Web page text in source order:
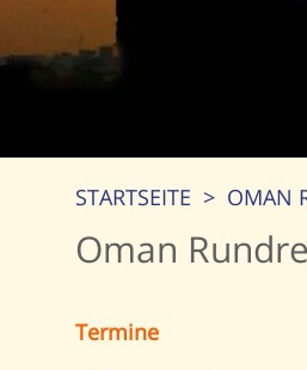
STARTSEITE > OMAN
Oman
Termine